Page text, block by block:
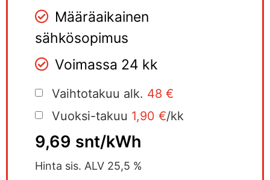
Määräaikainen
sähkösopimus
Voimassa 24 kk
Vaihtotakuu alk. 48 €
Vuoksi-takuu 1,90 €/kk
9,69 snt/kWh
Hinta sis. ALV 25,5 %